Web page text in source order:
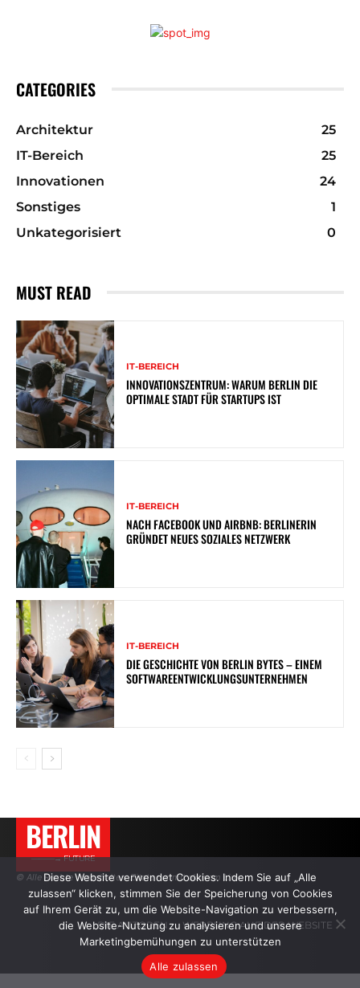
CATEGORIES
Architektur
25
IT-Bereich
25
Innovationen
24
Sonstiges
1
Unkategorisiert
0
MUST READ
IT-BEREICH
INNOVATIONSZENTRUM: WARUM BERLIN DIE
OPTIMALE STADT FÜR STARTUPS IST
IT-BEREICH
NACH FACEBOOK UND AIRBNB: BERLINERIN
GRÜNDET NEUES SOZIALES NETZWERK
IT-BEREICH
DIE GESCHICHTE VON BERLIN BYTES – EINEM
SOFTWAREENTWICKLUNGSUNTERNEHMEN
BERLIN
———→ FUTURE
© Alle Rechte vorbehalten. Zitate nur mit aktivem Link.
DIE AUTOREN WERBUNG AUF DER WEBSITE
Diese Website verwendet Cookies. Indem Sie auf „Alle
zulassen“ klicken, stimmen Sie der Speicherung von Cookies
auf Ihrem Gerät zu, um die Website-Navigation zu verbessern,
die Website-Nutzung zu analysieren und unsere
Marketingbemühungen zu unterstützen
Alle zulassen